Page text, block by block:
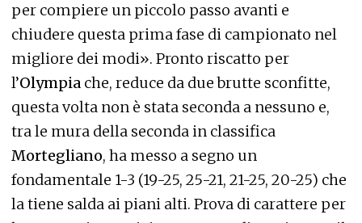
per compiere un piccolo passo avanti e
chiudere questa prima fase di campionato nel
migliore dei modi». Pronto riscatto per
l’Olympia che, reduce da due brutte sconfitte,
questa volta non è stata seconda a nessuno e,
tra le mura della seconda in classifica
Mortegliano, ha messo a segno un
fondamentale 1-3 (19-25, 25-21, 21-25, 20-25) che
la tiene salda ai piani alti. Prova di carattere per